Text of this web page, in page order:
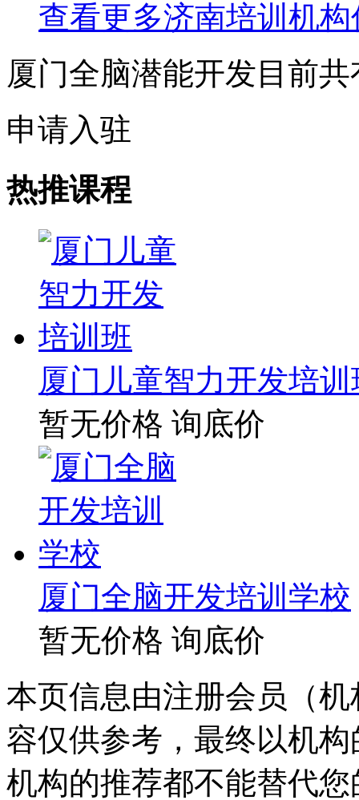
查看更多济南培训机构
厦门全脑潜能开发目前
申请入驻
热推课程
厦门儿童智力开发培训
暂无价格 询底价
厦门全脑开发培训学校
暂无价格 询底价
本页信息由注册会员（
容仅供参考，最终以机
机构的推荐都不能替代